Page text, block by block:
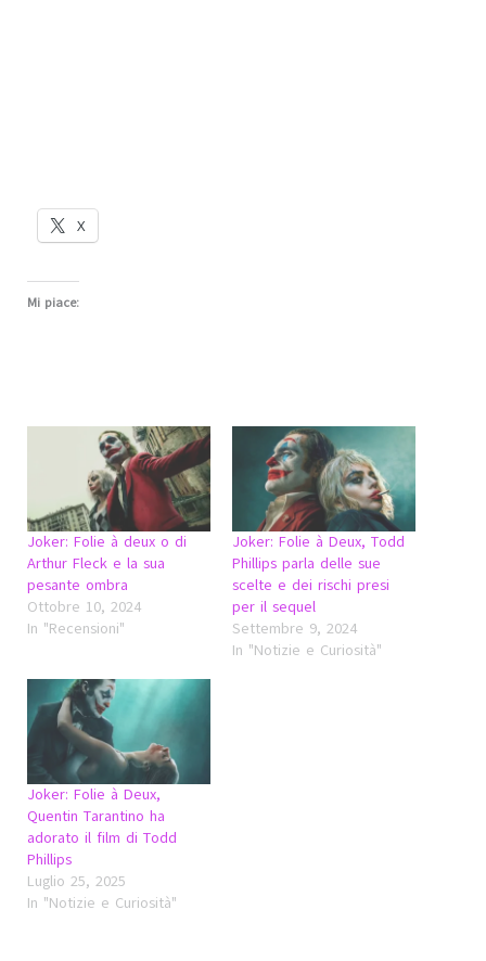
X
Mi piace:
Joker: Folie à deux o di
Arthur Fleck e la sua
pesante ombra
Ottobre 10, 2024
In "Recensioni"
Joker: Folie à Deux, Todd
Phillips parla delle sue
scelte e dei rischi presi
per il sequel
Settembre 9, 2024
In "Notizie e Curiosità"
Joker: Folie à Deux,
Quentin Tarantino ha
adorato il film di Todd
Phillips
Luglio 25, 2025
In "Notizie e Curiosità"